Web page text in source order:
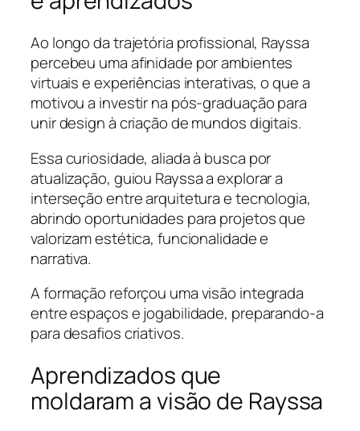
Ao longo da trajetória profissional, Rayssa
percebeu uma afinidade por ambientes
virtuais e experiências interativas, o que a
motivou a investir na pós-graduação para
unir design à criação de mundos digitais.
Essa curiosidade, aliada à busca por
atualização, guiou Rayssa a explorar a
interseção entre arquitetura e tecnologia,
abrindo oportunidades para projetos que
valorizam estética, funcionalidade e
narrativa.
A formação reforçou uma visão integrada
entre espaços e jogabilidade, preparando-a
para desafios criativos.
Aprendizados que
moldaram a visão de Rayssa